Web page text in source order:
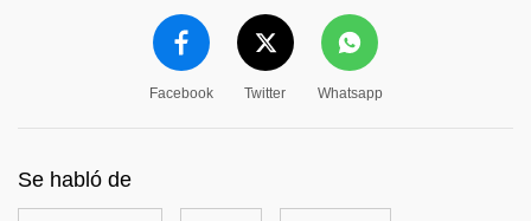
Facebook Twitter Whatsapp
Se habló de